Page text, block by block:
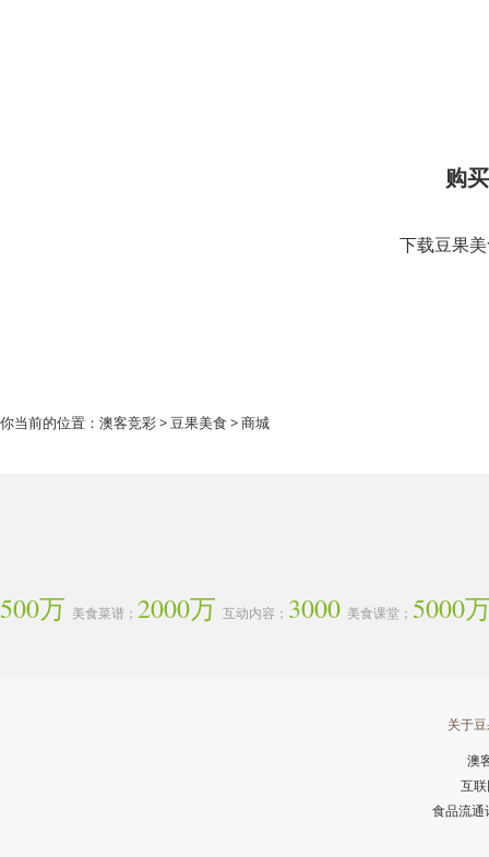
购
下载豆果
你当前的位置： 澳客竞彩>豆果美食 > 商城
500万 美食菜谱； 2000万 互动内容； 3000 美食课堂； 5000
关于
澳
互
食品流